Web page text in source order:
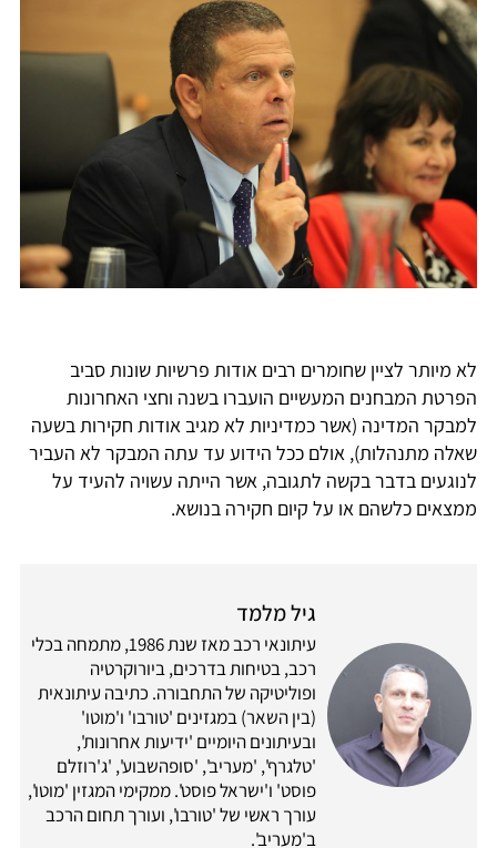
לא מיותר לציין שחומרים רבים אודות פרשיות שונות סביב
הפרטת המבחנים המעשיים הועברו בשנה וחצי האחרונות
למבקר המדינה (אשר כמדיניות לא מגיב אודות חקירות בשעה
שאלה מתנהלות), אולם ככל הידוע עד עתה המבקר לא העביר
לנוגעים בדבר בקשה לתגובה, אשר הייתה עשויה להעיד על
ממצאים כלשהם או על קיום חקירה בנושא.
גיל מלמד
עיתונאי רכב מאז שנת 1986, מתמחה בכלי
רכב, בטיחות בדרכים, ביורוקרטיה
ופוליטיקה של התחבורה. כתיבה עיתונאית
(בין השאר) במגזינים 'טורבו' ו'מוטו'
ובעיתונים היומיים 'ידיעות אחרונות',
'טלגרף', 'מעריב', 'סופהשבוע', 'ג'רוזלם
פוסט' ו'ישראל פוסט'. ממקימי המגזין 'מוטו',
עורך ראשי של 'טורבו', ועורך תחום הרכב
ב'מעריב'.